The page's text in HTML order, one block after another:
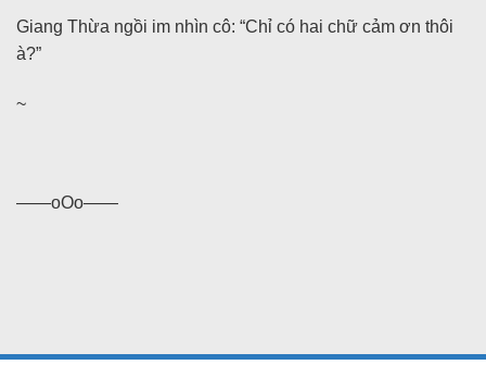
Giang Thừa ngồi im nhìn cô: “Chỉ có hai chữ cảm ơn thôi
à?”
~
——oOo——